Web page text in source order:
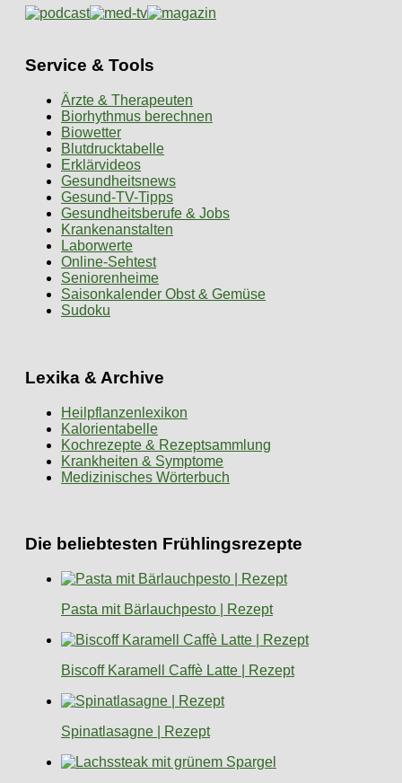
Service & Tools
Ärzte & Therapeuten
Biorhythmus berechnen
Biowetter
Blutdrucktabelle
Erklärvideos
Gesundheitsnews
Gesund-TV-Tipps
Gesundheitsberufe & Jobs
Krankenanstalten
Laborwerte
Online-Sehtest
Seniorenheime
Saisonkalender Obst & Gemüse
Sudoku
Lexika & Archive
Heilpflanzenlexikon
Kalorientabelle
Kochrezepte & Rezeptsammlung
Krankheiten & Symptome
Medizinisches Wörterbuch
Die beliebtesten Frühlingsrezepte
Pasta mit Bärlauchpesto | Rezept
Biscoff Karamell Caffè Latte | Rezept
Spinatlasagne | Rezept